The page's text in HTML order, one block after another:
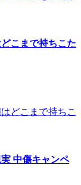
こまで持ちこた
中傷キャンペ